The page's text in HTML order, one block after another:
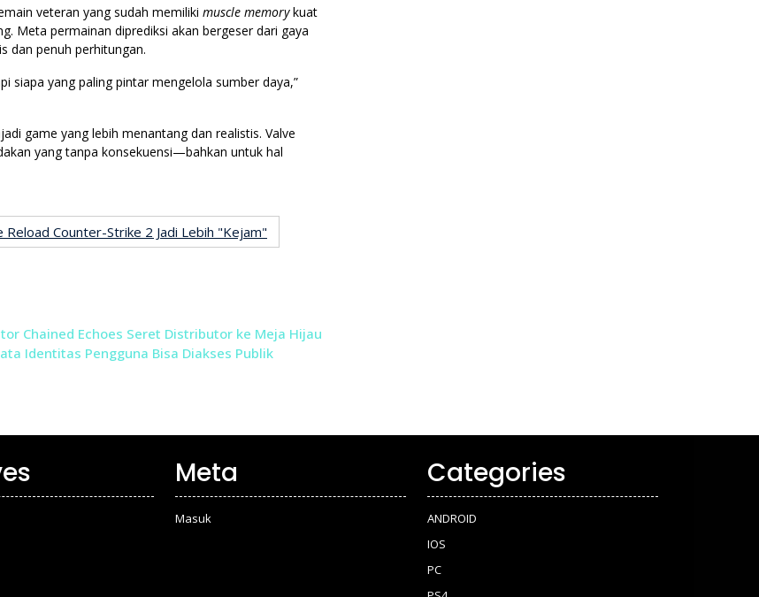
veteran yang sudah memiliki muscle memorykuat
Meta permainan diprediksi akan bergeser dari gaya
dan penuh perhitungan.
siapa yang paling pintar mengelola sumber daya,”
game yang lebih menantang dan realistis. Valve
yang tanpa konsekuensi—bahkan untuk hal
Counter-Strike 2 Jadi Lebih "Kejam"
Chained Echoes Seret Distributor ke Meja Hijau
Identitas Pengguna Bisa Diakses Publik
Meta
Masuk
Categories
ANDROID
IOS
PC